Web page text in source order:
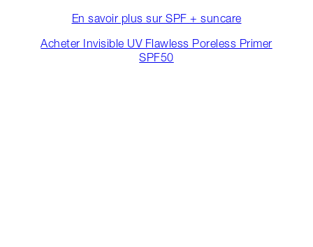
En savoir plus sur SPF + suncare
Acheter Invisible UV Flawless Poreless Primer
SPF50